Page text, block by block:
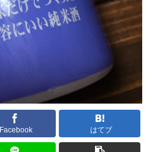
Facebook はてブ